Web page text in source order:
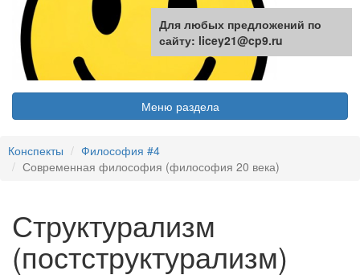
Меню раздела
Конспекты
Философия #4
Современная философия (философия 20 века)
Структурализм
(постструктурализм)
Для любых предложений по
сайту: licey21@cp9.ru